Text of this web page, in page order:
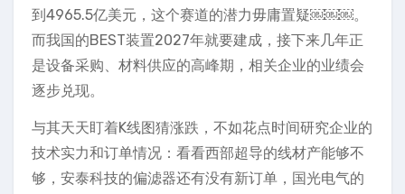
到4965.5亿美元，这个赛道的潜力毋庸置疑￼￼￼。
而我国的BEST装置2027年就要建成，接下来几年正
是设备采购、材料供应的高峰期，相关企业的业绩会
逐步兑现。
与其天天盯着K线图猜涨跌，不如花点时间研究企业的
技术实力和订单情况：看看西部超导的线材产能够不
够，安泰科技的偏滤器还有没有新订单，国光电气的